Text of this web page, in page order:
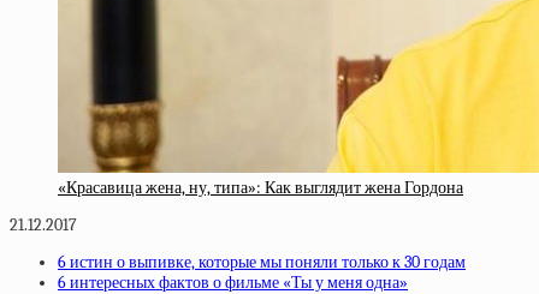
«Красавица жена, ну, типа»: Как выглядит жена Гордона
21.12.2017
6 истин о выпивке, которые мы поняли только к 30 годам
6 интересных фактов о фильме «Ты у меня одна»